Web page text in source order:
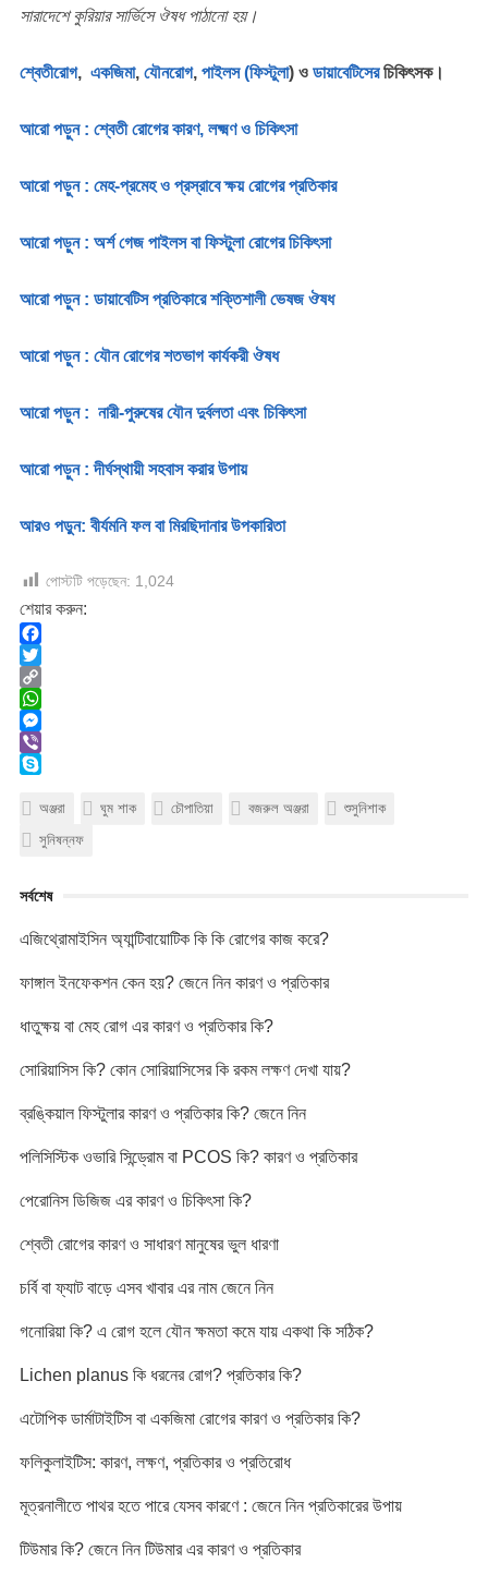
সারাদেশে কুরিয়ার সার্ভিসে ঔষধ পাঠানো হয়।
শ্বেতীরোগ, একজিমা, যৌনরোগ,পাইলস (ফিস্টুলা) ও ডায়াবেটিসেরচিকিৎসক।
আরো পড়ুন : শ্বেতী রোগের কারণ, লক্ষ্মণ ও চিকিৎসা
আরো পড়ুন : মেহ-প্রমেহ ও প্রস্রাবে ক্ষয় রোগের প্রতিকার
আরো পড়ুন : অর্শ গেজ পাইলস বা ফিস্টুলা রোগের চিকিৎসা
আরো পড়ুন : ডায়াবেটিস প্রতিকারে শক্তিশালী ভেষজ ঔষধ
আরো পড়ুন : যৌন রোগের শতভাগ কার্যকরী ঔষধ
আরো পড়ুন : নারী-পুরুষের যৌন দুর্বলতা এবং চিকিৎসা
আরো পড়ুন : দীর্ঘস্থায়ী সহবাস করার উপায়
আরও পড়ুন: বীর্যমনি ফল বা মিরছিদানার উপকারিতা
পোস্টটি পড়েছেন: 1,024
শেয়ার করুন:
F
a
c
e
b
o
k
T
w
i
t
t
r
C
o
p
y
i
n
k
W
h
a
s
A
p
M
e
s
e
n
e
V
b
e
r
k
y
p
অঞ্জরা ঘুম শাক চৌপাতিয়া বজরুল অঞ্জরা
শুসুনিশাক
সুনিষন্নফ
সর্বশেষ
এজিথ্রোমাইসিন অ্যান্টিবায়োটিক কি কি রোগের কাজ করে?
ফাঙ্গাল ইনফেকশন কেন হয়? জেনে নিন কারণ ও প্রতিকার
ধাতুক্ষয় বা মেহ রোগ এর কারণ ও প্রতিকার কি?
সোরিয়াসিস কি? কোন সোরিয়াসিসের কি রকম লক্ষণ দেখা যায়?
ব্রঙ্কিয়াল ফিস্টুলার কারণ ও প্রতিকার কি? জেনে নিন
পলিসিস্টিক ওভারি সিন্ড্রোম বা PCOS কি? কারণ ও প্রতিকার
পেরোনিস ডিজিজ এর কারণ ও চিকিৎসা কি?
শ্বেতী রোগের কারণ ও সাধারণ মানুষের ভুল ধারণা
চর্বি বা ফ্যাট বাড়ে এসব খাবার এর নাম জেনে নিন
গনোরিয়া কি? এ রোগ হলে যৌন ক্ষমতা কমে যায় একথা কি সঠিক?
Lichen planus কি ধরনের রোগ? প্রতিকার কি?
এটোপিক ডার্মাটাইটিস বা একজিমা রোগের কারণ ও প্রতিকার কি?
ফলিকুলাইটিস: কারণ, লক্ষণ, প্রতিকার ও প্রতিরোধ
মূত্রনালীতে পাথর হতে পারে যেসব কারণে : জেনে নিন প্রতিকারের উপায়
টিউমার কি? জেনে নিন টিউমার এর কারণ ও প্রতিকার